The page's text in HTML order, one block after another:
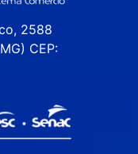
2588
CEP: